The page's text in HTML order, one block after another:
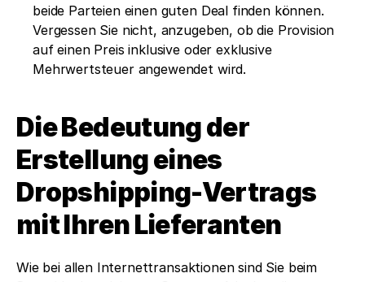
beide Parteien einen guten Deal finden können.
Vergessen Sie nicht, anzugeben, ob die Provision
auf einen Preis inklusive oder exklusive
Mehrwertsteuer angewendet wird.
Die Bedeutung der
Erstellung eines
Dropshipping-Vertrags
mit Ihren Lieferanten
Wie bei allen Internettransaktionen sind Sie beim